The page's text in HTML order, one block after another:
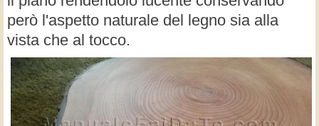
però l'aspetto naturale del legno sia alla
vista che al tocco.